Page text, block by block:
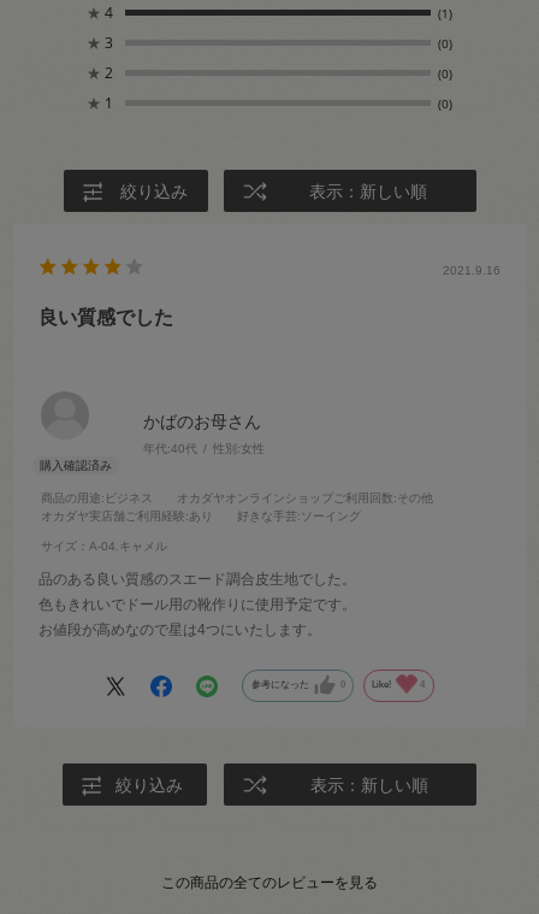
★ 4 (1)
★ 3 (0)
★ 2 (0)
★ 1 (0)
絞り込み 表示：新しい順
かばのお母さん
年代:40代 性別:女性
商品の用途:ビジネス オカダヤオンラインショップご利用回数:その他
オカダヤ実店舗ご利用経験:あり 好きな手芸:ソーイング
サイズ：A-04.キャメル
2021.9.16
良い質感でした
品のある良い質感のスエード調合皮生地でした。
色もきれいでドール用の靴作りに使用予定です。
お値段が高めなので星は4つにいたします。
参考になった 0 Like! 4
絞り込み 表示：新しい順
この商品の全てのレビューを見る